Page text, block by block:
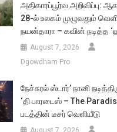
அதிகாரப்பூர்வ அறிவிப்பு:
28-ல் உலகம் முழுவதும்
நயன்தாரா – கவின் நடித்த
August 7, 2026
Dgowdham Pro
நேச்சுரல் ஸ்டார்’ நானி
‘தி பாரடைஸ் – The
படத்தின் டீசர் வெளியீடு